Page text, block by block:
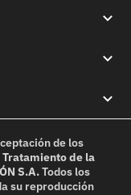
de los
de la
S.A.Todos los
su reproducción